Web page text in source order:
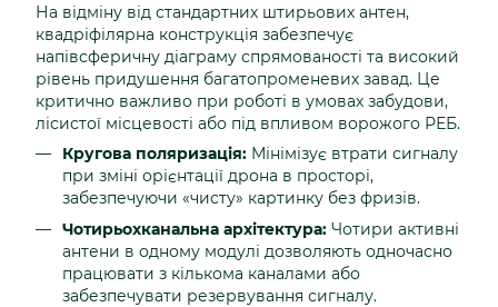
На відміну від стандартних штирьових антен,
квадріфілярна конструкція забезпечує
напівсферичну діаграму спрямованості та високий
рівень придушення багатопроменевих завад. Це
критично важливо при роботі в умовах забудови,
лісистої місцевості або під впливом ворожого РЕБ.
Кругова поляризація: Мінімізує втрати сигналу
при зміні орієнтації дрона в просторі,
забезпечуючи «чисту» картинку без фризів.
Чотирьохканальна архітектура: Чотири активні
антени в одному модулі дозволяють одночасно
працювати з кількома каналами або
забезпечувати резервування сигналу.